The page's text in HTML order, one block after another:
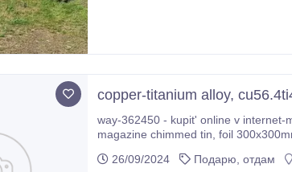
copper-titanium alloy,
way-362450 - kupit' online v internet-magazine chimmed Tegs: silver, rod, 50mm,
magazine chimmed tin, foil 300x300mm, thickness 0.20mm, & - kupit' online v internet-magazine chimmed iron, rod, 100mm, diameter
26/09/2024
Подарю, отдам